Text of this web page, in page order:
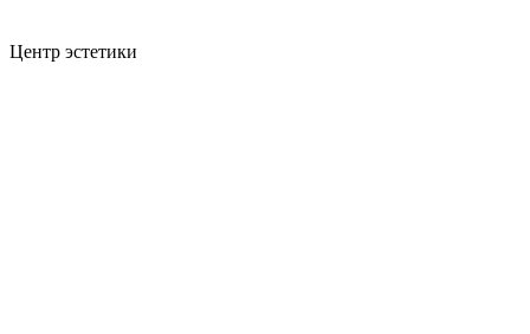
Центр эстетики